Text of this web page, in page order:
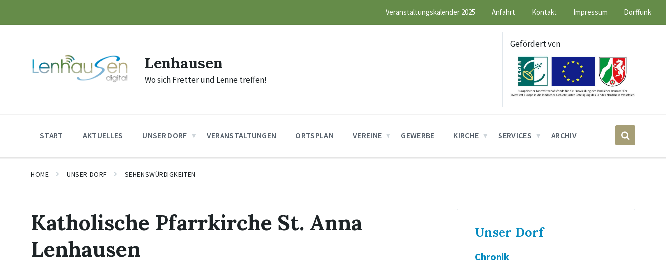
content
main
footer
Veranstaltungskalender 2025 Anfahrt Kontakt Impressum Dorffunk
Lenhausen
Wo sich Fretter und Lenne treffen!
Gefördert von
START AKTUELLES UNSER DORF VERANSTALTUNGEN ORTSPLAN VEREINE GEWERBE KIRCHE SERVICES ARCHIV
HOME UNSER DORF SEHENSWÜRDIGKEITEN
Katholische Pfarrkirche St. Anna
Lenhausen
Unser Dorf
Chronik